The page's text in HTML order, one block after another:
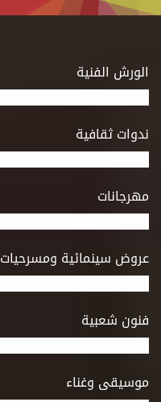
الورش الفنية
ندوات ثقافية
مهرجانات
عروض سينمائية ومسرحيات
فنون شعبية
موسيقى وغناء